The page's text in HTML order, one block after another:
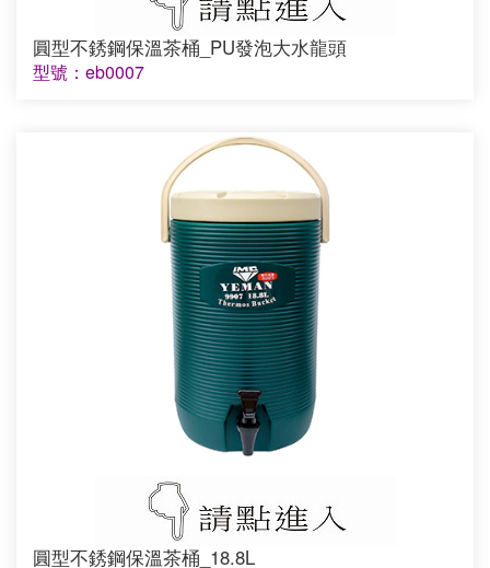
圓型不銹鋼保溫茶桶_PU發泡大水龍頭
型號：eb0007
圓型不銹鋼保溫茶桶_18.8L